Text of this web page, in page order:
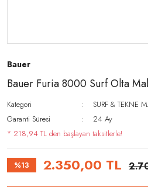
Bauer
Bauer Furia 8000 Surf Olta
Kategori
SURF & TEKNE
Garanti Süresi
24 Ay
* 218,94 TL den başlayan taksitlerle!
%13 2.350,00 TL